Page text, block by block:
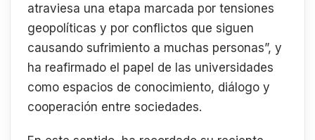
atraviesa una etapa marcada por tensiones
geopolíticas y por conflictos que siguen
causando sufrimiento a muchas personas”, y
ha reafirmado el papel de las universidades
como espacios de conocimiento, diálogo y
cooperación entre sociedades.